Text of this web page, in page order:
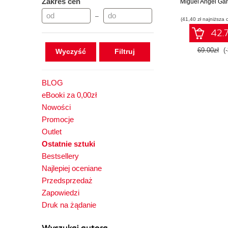
–
Wyczyść
BLOG
eBooki za 0,00zł
Nowości
Promocje
Outlet
Ostatnie sztuki
Bestsellery
Najlepiej oceniane
Przedsprzedaż
Zapowiedzi
Druk na żądanie
Miguel Angel
(41,40 zł najniższa
69.00zł